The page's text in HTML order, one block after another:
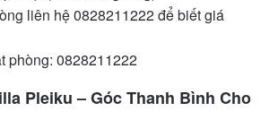
liên hệ 0828211222 để biết giá
phòng: 0828211222
Pleiku – Góc Thanh Bình Cho